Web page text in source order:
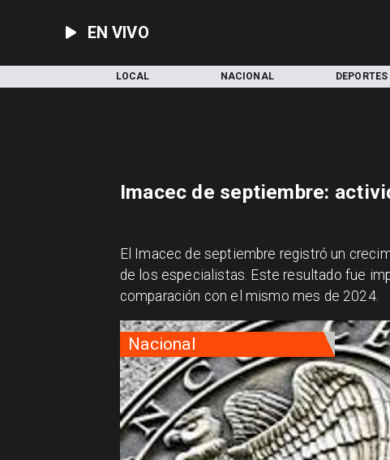
EN VIVO
LOCAL NACIONAL DEPORTES
Nacional
Imacec de septiembre:
El Imacec de septiembre registró un
de los especialistas. Este resultado fue
comparación con el mismo mes de 2024.